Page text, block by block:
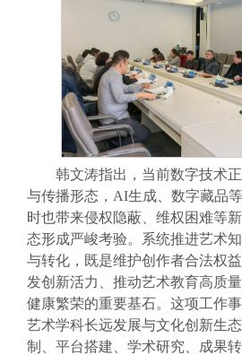
韩文涛指出，当前数字技术
与传播形态，AI生成、数字藏品
时也带来侵权隐蔽、维权困难等
态形成严峻考验。系统推进艺术
与转化，既是维护创作者合法权
发创新活力、推动艺术教育高质
健康繁荣的重要基石。这项工作
艺术学科长远发展与文化创新生
制、平台搭建、学术研究、成果